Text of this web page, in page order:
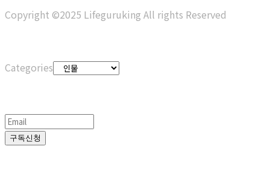
Copyright ©2025 Lifeguruking All rights Reserved
Categories
구독신청